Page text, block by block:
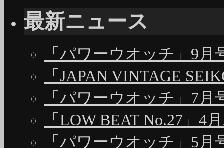
最新ニュース
「パワーウオッチ」9月
「JAPAN VINTAGE
「パワーウオッチ」7月
「LOW BEAT No.27」4
「パワーウオッチ」5月